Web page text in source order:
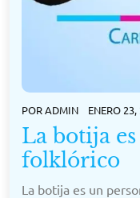
PORADMIN ENERO
La botija
folklórico
La botija es un